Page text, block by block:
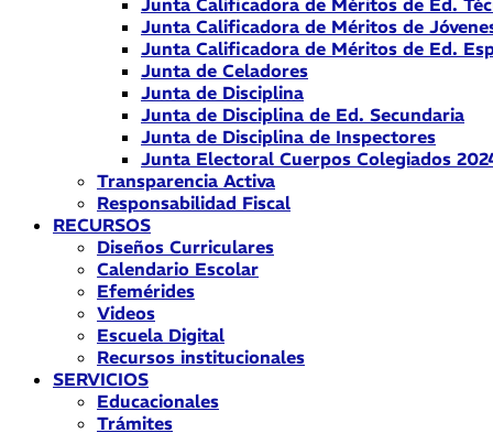
Junta Calificadora de Méritos de Ed.
Junta Calificadora de Méritos de
Junta Calificadora de Méritos de Ed.
Junta de Celadores
Junta de Disciplina
Junta de Disciplina de Ed. Secundaria
Junta de Disciplina de Inspectores
Junta Electoral Cuerpos Colegiados
Transparencia Activa
Responsabilidad Fiscal
RECURSOS
Diseños Curriculares
Calendario Escolar
Efemérides
Videos
Escuela Digital
Recursos institucionales
SERVICIOS
Educacionales
Trámites